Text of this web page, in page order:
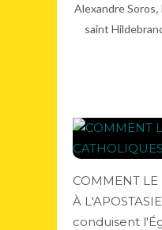
Alexandre Soros,
saint
COMMENT
À
conduisent